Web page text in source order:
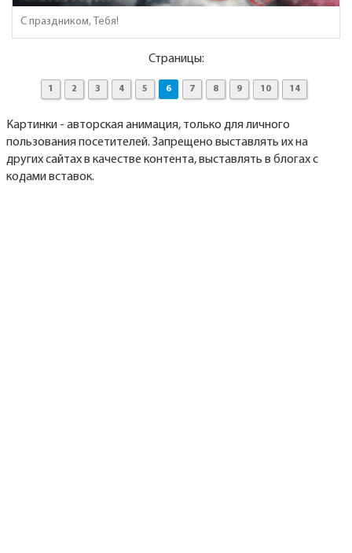
С праздником, Тебя!
Страницы:
1 2 3 4 5 6 7 8 9 10 14
Картинки - авторская анимация, только для личного
пользования посетителей. Запрещено выставлять их на
других сайтах в качестве контента, выставлять в блогах с
кодами вставок.